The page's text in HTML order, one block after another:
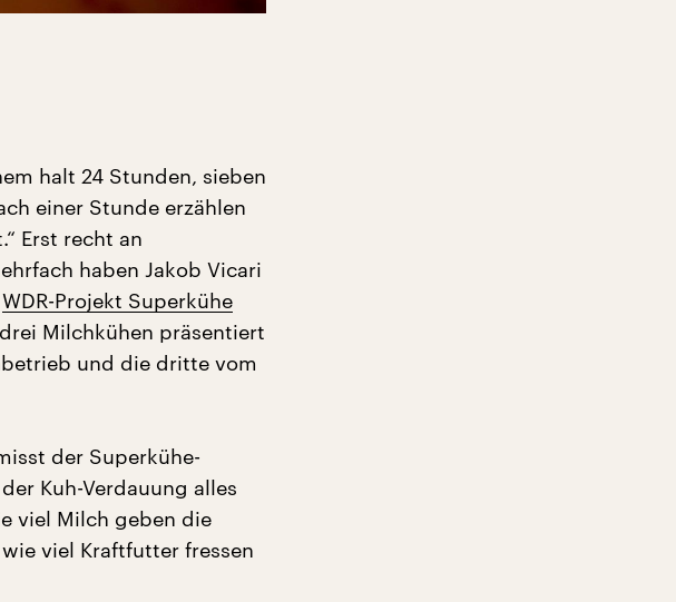
halt 24 Stunden, sieben
einer Stunde erzählen
Erst recht an
haben Jakob Vicari
WDR-Projekt Superkühe
Milchkühen präsentiert
und die dritte vom
der Superkühe-
Kuh-Verdauung alles
viel Milch geben die
viel Kraftfutter fressen